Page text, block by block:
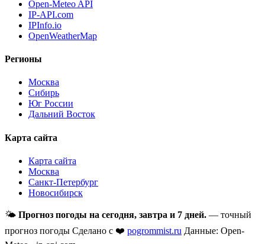
Open-Meteo API
IP-API.com
IPInfo.io
OpenWeatherMap
Регионы
Москва
Сибирь
Юг России
Дальний Восток
Карта сайта
Карта сайта
Москва
Санкт-Петербург
Новосибирск
🌤 Прогноз погоды на сегодня, завтра и 7 дней. — точный
прогноз погоды Сделано с ❤️ pogrommist.ru Данные: Open-